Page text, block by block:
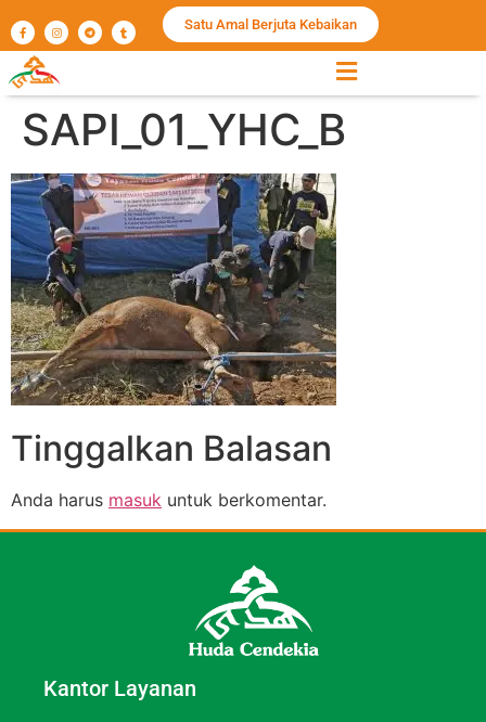
Satu Amal Berjuta Kebaikan
SAPI_01_YHC_B
Tinggalkan Balasan
Anda harus masuk untuk berkomentar.
Kantor Layanan